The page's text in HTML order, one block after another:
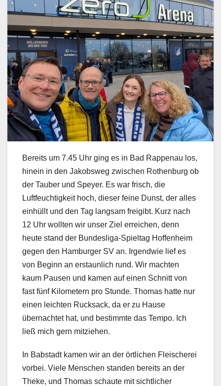
Bereits um 7.45 Uhr ging es in Bad Rappenau los,
hinein in den Jakobsweg zwischen Rothenburg ob
der Tauber und Speyer. Es war frisch, die
Luftfeuchtigkeit hoch, dieser feine Dunst, der alles
einhüllt und den Tag langsam freigibt. Kurz nach
12 Uhr wollten wir unser Ziel erreichen, denn
heute stand der Bundesliga-Spieltag Hoffenheim
gegen den Hamburger SV an. Irgendwie lief es
von Beginn an erstaunlich rund. Wir machten
kaum Pausen und kamen auf einen Schnitt von
fast fünf Kilometern pro Stunde. Thomas hatte nur
einen leichten Rucksack, da er zu Hause
übernachtet hat, und bestimmte das Tempo. Ich
ließ mich gern mitziehen.
In Babstadt kamen wir an der örtlichen Fleischerei
vorbei. Viele Menschen standen bereits an der
Theke, und Thomas schaute mit sichtlicher